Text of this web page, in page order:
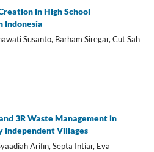
in High School
Indonesia
Susanto, Barham Siregar, Cut Sah
3R Waste Management in
Independent Villages
Arifin, Septa Intiar, Eva